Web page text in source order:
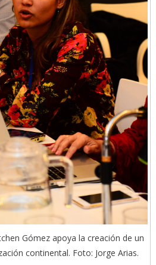
Gómez apoya la creación de un
continental. Foto: Jorge Arias.